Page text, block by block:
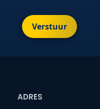
Verstuur
ADRES